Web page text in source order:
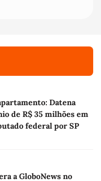
Datena
de R$ 35 milhões em
federal por SP
a GloboNews no